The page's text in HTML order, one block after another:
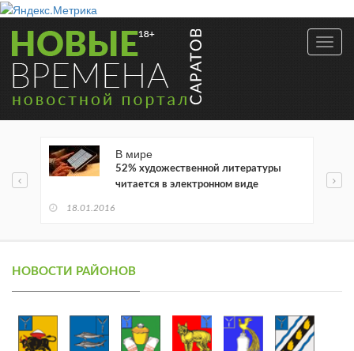
В мире
52% художественной литературы
читается в электронном виде
18.01.2016
НОВОСТИ РАЙОНОВ